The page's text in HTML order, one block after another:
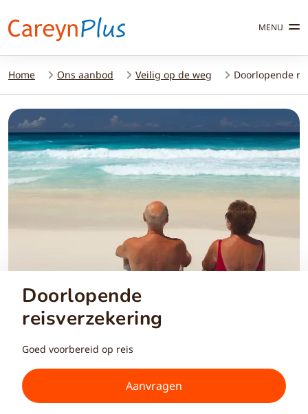
MENU
Home Ons aanbod Veilig op de weg Doorlopende
Doorlopende
reisverzekering
Goed voorbereid op reis
Aanvragen